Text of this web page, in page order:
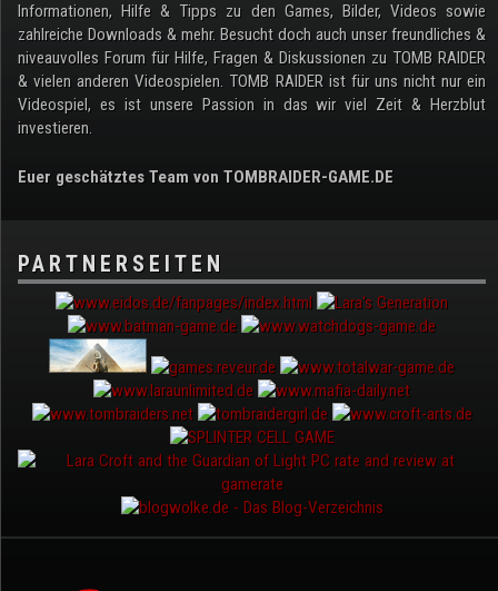
Informationen, Hilfe & Tipps zu den Games, Bilder, Videos sowie
zahlreiche Downloads & mehr. Besucht doch auch unser freundliches &
niveauvolles Forum für Hilfe, Fragen & Diskussionen zu TOMB RAIDER
& vielen anderen Videospielen. TOMB RAIDER ist für uns nicht nur ein
Videospiel, es ist unsere Passion in das wir viel Zeit & Herzblut
investieren.
Euer geschätztes Team von TOMBRAIDER-GAME.DE
PARTNERSEITEN